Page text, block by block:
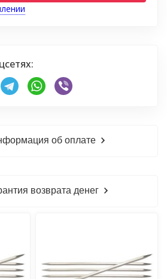
об оплате
возврата денег